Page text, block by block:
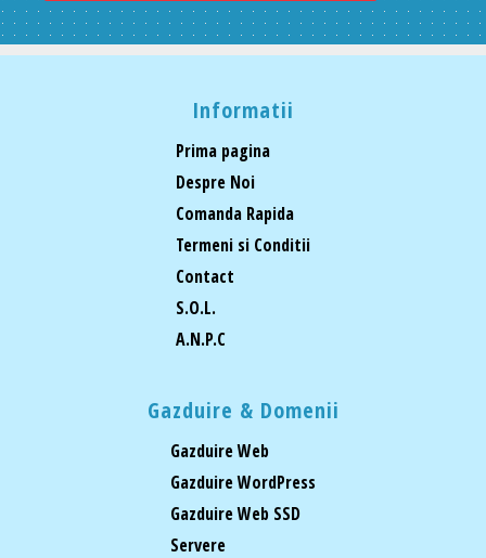
Informatii
Prima pagina
Despre Noi
Comanda Rapida
Termeni si Conditii
Contact
S.O.L.
A.N.P.C
Gazduire & Domenii
Gazduire Web
Gazduire WordPress
Gazduire Web SSD
Servere